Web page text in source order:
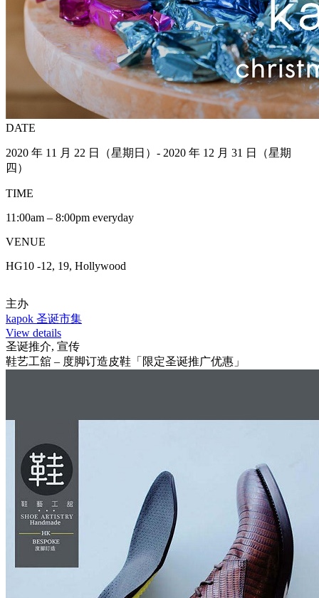
DATE
2020 年 11 月 22 日（星期日）- 2020 年 12 月 31 日（星期
四）
TIME
11:00am – 8:00pm everyday
VENUE
HG10 -12, 19, Hollywood
主办
kapok 圣诞市集
View details
圣诞推介, 宣传
鞋艺工舘 – 度脚订造皮鞋「限定圣诞推广优惠」